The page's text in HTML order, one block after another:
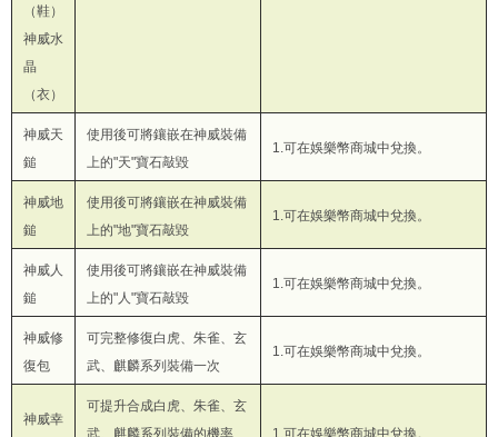
（鞋）
神威水
晶
（衣）
神威天
鎚
使用後可將鑲嵌在神威裝備
上的"天"寶石敲毀
1.可在娛樂幣商城中兌換。
神威地
鎚
使用後可將鑲嵌在神威裝備
上的"地"寶石敲毀
1.可在娛樂幣商城中兌換。
神威人
鎚
使用後可將鑲嵌在神威裝備
上的"人"寶石敲毀
1.可在娛樂幣商城中兌換。
神威修
復包
可完整修復白虎、朱雀、玄
武、麒麟系列裝備一次
1.可在娛樂幣商城中兌換。
神威幸
可提升合成白虎、朱雀、玄